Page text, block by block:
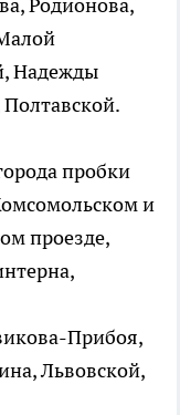
Родионова,
Надежды
пробки
и
проезде,
Прибоя,
Львовской,